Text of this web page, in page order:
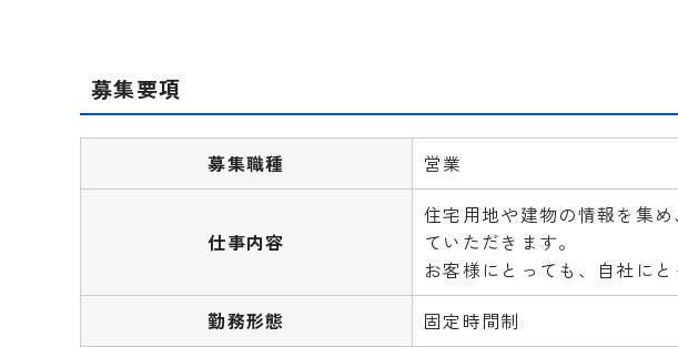
募集要項
募集職種 営業
仕事内容
住宅用地や建物の情報を集
ていただきます。
お客様にとっても、自社に
勤務形態
固定時間制